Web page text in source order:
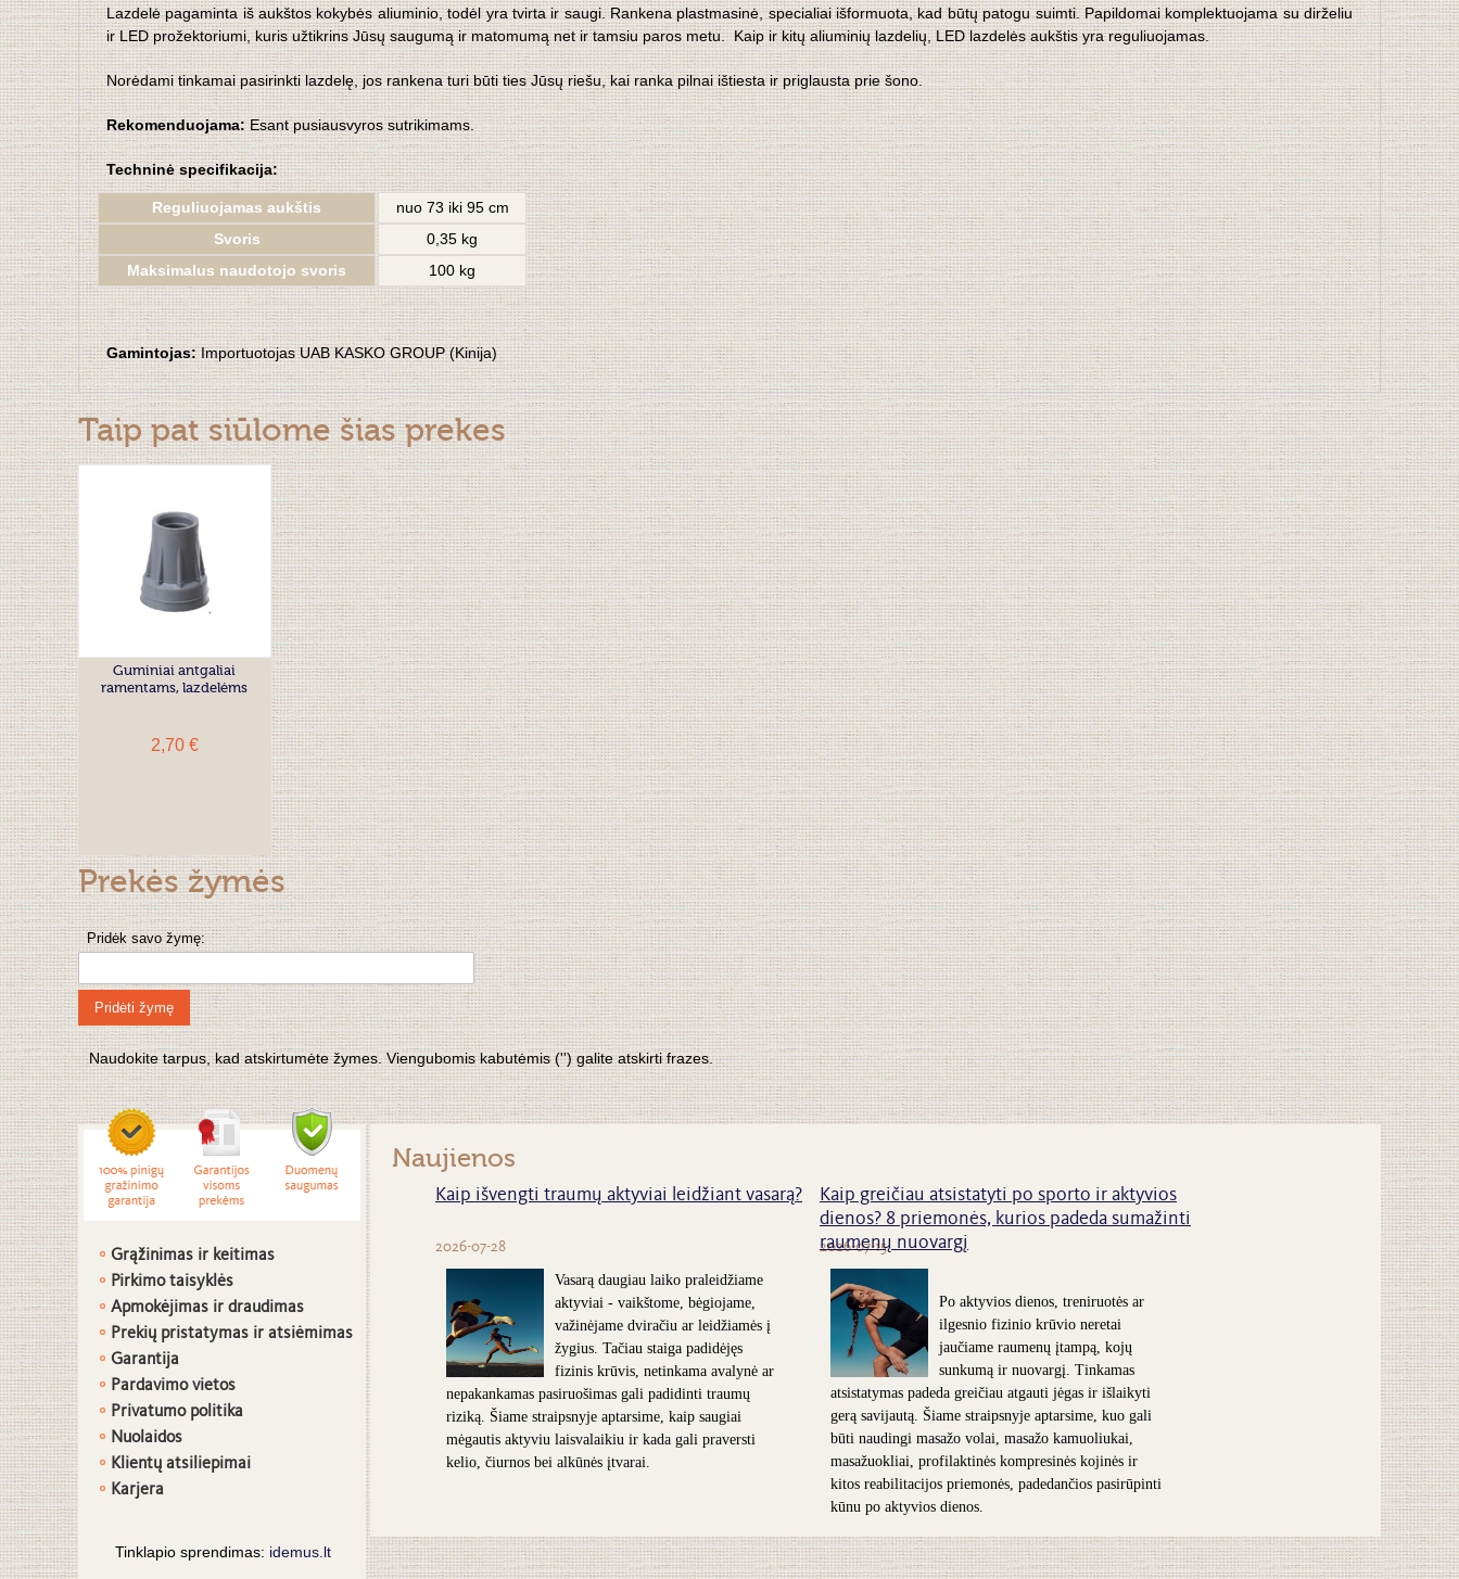
Lazdelė pagaminta iš aukštos kokybės aliuminio, todėl yra tvirta ir saugi. Rankena plastmasinė, specialiai išformuota, kad būtų patogu suimti. Papildomai komplektuojama su dirželiu
ir LED prožektoriumi, kuris užtikrins Jūsų saugumą ir matomumą net ir tamsiu paros metu. Kaip ir kitų aliuminių lazdelių, LED lazdelės aukštis yra reguliuojamas.
Norėdami tinkamai pasirinkti lazdelę, jos rankena turi būti ties Jūsų riešu, kai ranka pilnai ištiesta ir priglausta prie šono.
Rekomenduojama:Esant pusiausvyros sutrikimams.
Techninė specifikacija:
Reguliuojamas aukštis
nuo 73 iki 95 cm
Svoris
0,35 kg
Maksimalus naudotojo svoris
100 kg
Gamintojas:Importuotojas UAB KASKO GROUP (Kinija)
Taip pat siūlome šias prekes
Guminiai antgaliai
ramentams, lazdelėms
2,70 €
Prekės žymės
Pridėk savo žymę:
Pridėti žymę
Naudokite tarpus, kad atskirtumėte žymes. Viengubomis kabutėmis ('') galite atskirti frazes.
Grąžinimas ir keitimas
Pirkimo taisyklės
Apmokėjimas ir draudimas
Prekių pristatymas ir atsiėmimas
Garantija
Pardavimo vietos
Privatumo politika
Nuolaidos
Klientų atsiliepimai
Karjera
Tinklapio sprendimas: idemus.lt
Naujienos
Kaip išvengti traumų aktyviai leidžiant vasarą?
2026-07-28
Vasarą daugiau laiko praleidžiame
aktyviai - vaikštome, bėgiojame,
važinėjame dviračiu ar leidžiamės į
žygius. Tačiau staiga padidėjęs
fizinis krūvis, netinkama avalynė ar
nepakankamas pasiruošimas gali padidinti traumų
riziką. Šiame straipsnyje aptarsime, kaip saugiai
mėgautis aktyviu laisvalaikiu ir kada gali praversti
kelio, čiurnos bei alkūnės įtvarai.
Kaip greičiau atsistatyti po sporto ir aktyvios
dienos? 8 priemonės, kurios padeda sumažinti
raumenų nuovargį
2026-07-15
Po aktyvios dienos, treniruotės ar
ilgesnio fizinio krūvio neretai
jaučiame raumenų įtampą, kojų
sunkumą ir nuovargį. Tinkamas
atsistatymas padeda greičiau atgauti jėgas ir išlaikyti
gerą savijautą. Šiame straipsnyje aptarsime, kuo gali
būti naudingi masažo volai, masažo kamuoliukai,
masažuokliai, profilaktinės kompresinės kojinės ir
kitos reabilitacijos priemonės, padedančios pasirūpinti
kūnu po aktyvios dienos.